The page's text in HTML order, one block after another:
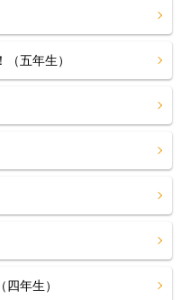
五年生）
年生）